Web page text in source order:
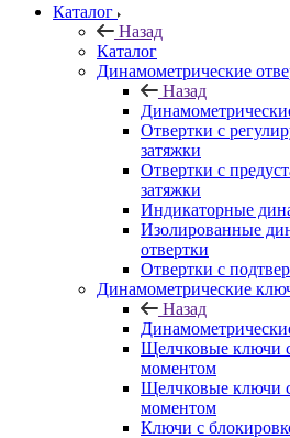
Каталог
Назад
Каталог
Динамометрические
Назад
Отвертки с
затяжки
Отвертки с
затяжки
Индикаторные
Изолированные
отвертки
Отвертки с
Динамометрические
Назад
Щелчковые ключи
моментом
Щелчковые ключи
моментом
Ключи с